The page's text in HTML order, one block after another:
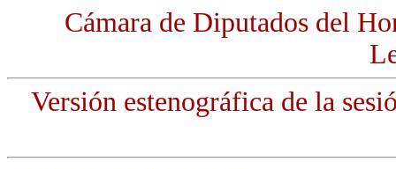
Cámara de Diputados del
Versión estenográfica de la